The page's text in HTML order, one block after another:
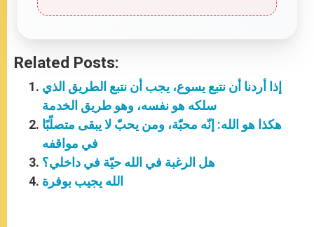
Related Posts:
إذا أردنا أن نتبع يسوع، يجب أن نتبع الطريق الذي
سلكه هو نفسه، وهو طريق الخدمة
هكذا هو الله: إنّه محبّة، ومن يحبّ لا يبقى متصلّبًا
في مواقفه
هل الرغبة في الله حيّة في داخلي؟
الله يجيب بوفرة